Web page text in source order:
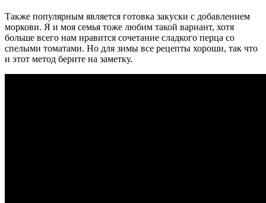
Также популярным является готовка закуски с добавлением
моркови. Я и моя семья тоже любим такой вариант, хотя
больше всего нам нравится сочетание сладкого перца со
спелыми томатами. Но для зимы все рецепты хороши, так что
и этот метод берите на заметку.